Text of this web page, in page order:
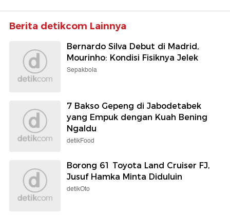
Berita detikcom Lainnya
Bernardo Silva Debut di Madrid,
Mourinho: Kondisi Fisiknya Jelek
Sepakbola
7 Bakso Gepeng di Jabodetabek
yang Empuk dengan Kuah Bening
Ngaldu
detikFood
Borong 61 Toyota Land Cruiser FJ,
Jusuf Hamka Minta Diduluin
detikOto